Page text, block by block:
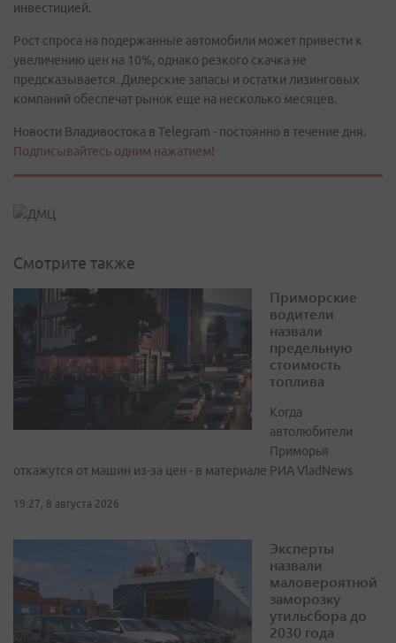
инвестицией.
Рост спроса на подержанные автомобили может привести к
увеличению цен на 10%, однако резкого скачка не
предсказывается. Дилерские запасы и остатки лизинговых
компаний обеспечат рынок еще на несколько месяцев.
Новости Владивостока в Telegram - постоянно в течение дня.
Подписывайтесь одним нажатием!
Смотрите также
Приморские
водители
назвали
предельную
стоимость
топлива
Когда
автолюбители
Приморья
откажутся от машин из-за цен - в материале РИА VladNews
19:27, 8 августа 2026
Эксперты
назвали
маловероятной
заморозку
утильсбора до
2030 года